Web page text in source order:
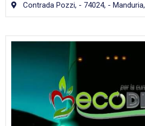
Contrada Pozzi, - 74024, - Manduria,